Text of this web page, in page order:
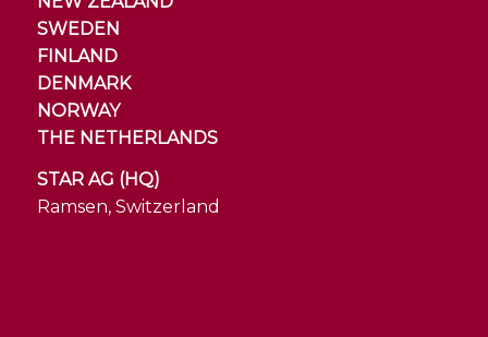
SWEDEN
FINLAND
DENMARK
NORWAY
THE NETHERLANDS
STAR AG (HQ)
Ramsen, Switzerland